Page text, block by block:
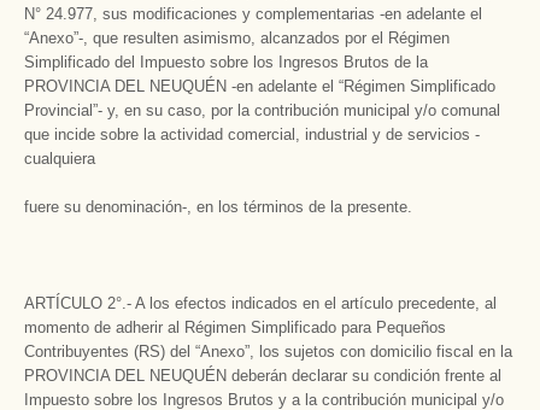
N° 24.977, sus modificaciones y complementarias -en adelante el
“Anexo”-, que resulten asimismo, alcanzados por el Régimen
Simplificado del Impuesto sobre los Ingresos Brutos de la
PROVINCIA DEL NEUQUÉN -en adelante el “Régimen Simplificado
Provincial”- y, en su caso, por la contribución municipal y/o comunal
que incide sobre la actividad comercial, industrial y de servicios -
cualquiera
fuere su denominación-, en los términos de la presente.
ARTÍCULO 2°.- A los efectos indicados en el artículo precedente, al
momento de adherir al Régimen Simplificado para Pequeños
Contribuyentes (RS) del “Anexo”, los sujetos con domicilio fiscal en la
PROVINCIA DEL NEUQUÉN deberán declarar su condición frente al
Impuesto sobre los Ingresos Brutos y a la contribución municipal y/o